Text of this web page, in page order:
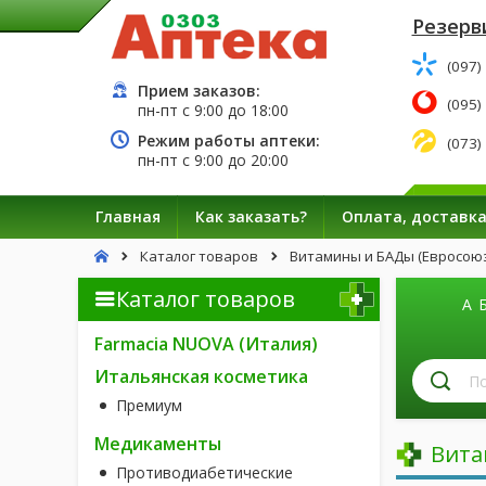
Прием заказов:
пн-пт с9:00 до 18:00
Режим работы аптеки:
пн-пт с9:00 до 20:00
(097)
(095)
(073)
Главная Как заказать? Оплата, доставка
Каталог товаров Витамины и БАДы
Каталог товаров
Farmacia NUOVA (Италия)
Итальянская косметика
Премиум
Медикаменты
Противодиабетические
А Б